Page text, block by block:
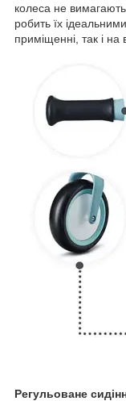
колеса не вимагають
робить їх
приміщенні, так і на
Регульоване